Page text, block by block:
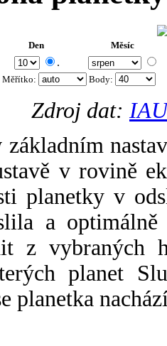
Den Měsíc
.
Měřítko: Body:
Zdroj dat:
v rovině
planetky v
a
z vybraných
planet
planetka